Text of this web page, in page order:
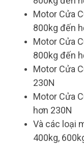
Motor Cửa
800kg đến
Motor Cửa
800kg đến
Motor Cửa
230N
Motor Cửa
hơn 230N
Và các loại
400kg,